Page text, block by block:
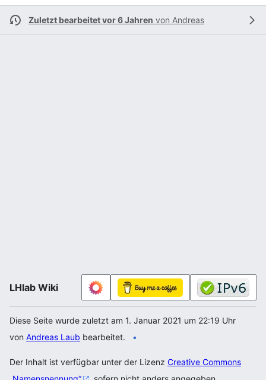
Zuletzt bearbeitet vor 6 Jahren von Andreas
LHlab Wiki
Diese Seite wurde zuletzt am 1. Januar 2021 um 22:19 Uhr
von Andreas Laub bearbeitet.
Der Inhalt ist verfügbar unter der Lizenz Creative Commons